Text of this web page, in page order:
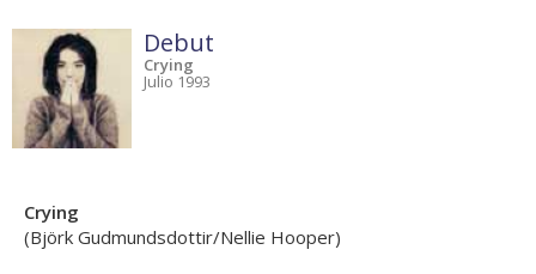
Debut
Crying
Julio 1993
Crying
(Björk Gudmundsdottir/Nellie Hooper)